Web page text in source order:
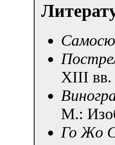
XIII
М.:
Го Жо